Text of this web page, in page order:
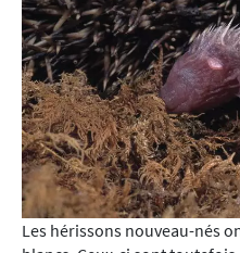
Les hérissons nouveau-nés